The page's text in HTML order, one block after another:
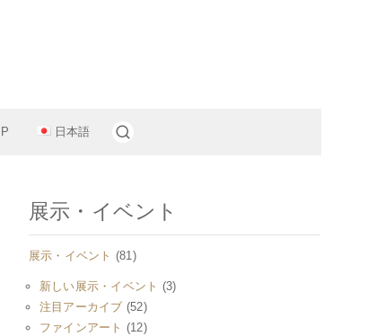
日本語
展示・イベント
展示・イベント (81)
新しい展示・イベント (3)
注目アーカイブ (52)
ファインアート (12)